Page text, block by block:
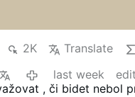
2K Translate
last week
, či bidet nebol